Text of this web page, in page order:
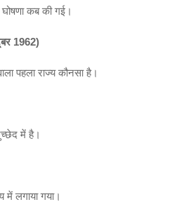
कब की गई।
1962)
पहला राज्य कौनसा है।
में है।
में लगाया गया।